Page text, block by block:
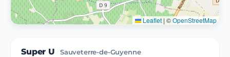
Leaflet | ©OpenStreetMap
Super U Sauveterre-de-Guyenne